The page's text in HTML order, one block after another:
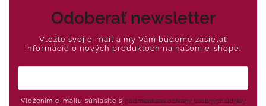
Odoberať newsletter
Vložte svoj e-mail a my Vám budeme zasielať
informácie o nových produktoch na našom e-shope.
Vložením e-mailu súhlasíte s podmienkami ochrany osobných údajov